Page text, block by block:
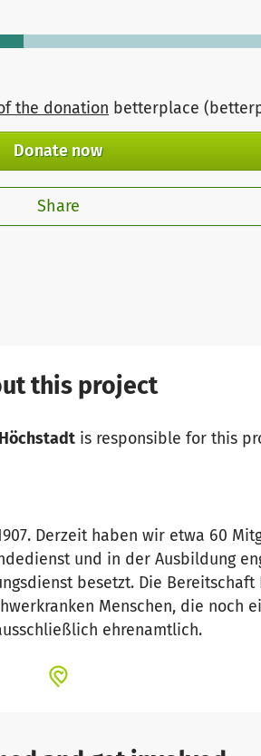
the donation betterplace
Donate now
Share
this project
is responsible for this
Derzeit haben wir etwa 60
und in der Ausbildung
besetzt. Die
Menschen, die noch
ehrenamtlich.